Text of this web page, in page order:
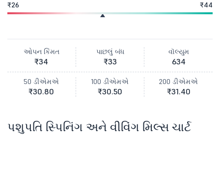
₹26 ₹44
ઓપન કિંમત
₹34
પાછલું બંધ
₹33
વૉલ્યુમ
634
50 ડીએમએ
₹30.80
100 ડીએમએ
₹30.50
200 ડીએમએ
₹31.40
પશુપતિ સ્પિનિંગ અને વીવિંગ મિલ્સ ચાર્ટ